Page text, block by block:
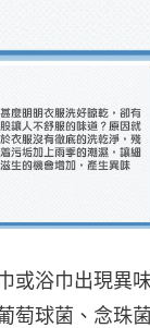
或浴巾出現異
萄球菌、念珠